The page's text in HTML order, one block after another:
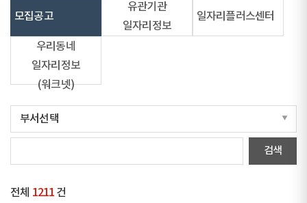
모집공고
유관기관
일자리정보
일자리플러스센터
우리동네
일자리정보
(워크넷)
전체 1211 건